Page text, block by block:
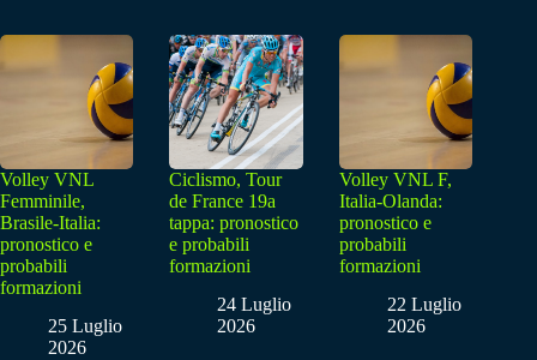
Volley VNL
Femminile,
Brasile-Italia:
pronostico e
probabili
formazioni
25 Luglio
2026
Ciclismo, Tour
de France 19a
tappa: pronostico
e probabili
formazioni
24 Luglio
2026
Volley VNL F,
Italia-Olanda:
pronostico e
probabili
formazioni
22 Luglio
2026